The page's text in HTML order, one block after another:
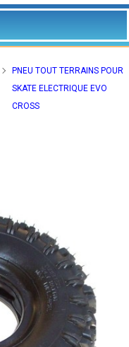
PNEU TOUT TERRAINS POUR
SKATE ELECTRIQUE EVO
CROSS